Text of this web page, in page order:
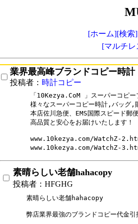
[ホーム][検索]
[マルチ
業界最高峰ブランドコピー時計
投稿者： 時計コピー
「10Kezya.CoM 」スーパーコピ
様々なスーパーコピー時計,バッグ,
本店佐川急便、EMS国際スピード郵
高品質と安心をお届けいたします！
www.10kezya.com/WatchZ-
www.10kezya.com/WatchZ-
素晴らしい老舗hahacopy
投稿者：HFGHG
素晴らしい老舗hahacopy
弊店業界最強のブランドコピー代金